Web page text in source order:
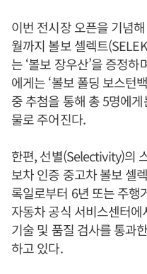
이번 전시장 오픈을 기념
월까지 볼보 셀렉트
는 ‘볼보 장우산’을 증정
에게는 ‘볼보 폴딩 보스턴
중 추첨을 통해 총 5명에게
물로 주어진다.
한편, 선별(Selectivity)의
보차 인증 중고차 볼보 셀
록일로부터 6년 또는 주
자동차 공식 서비스센터
기술 및 품질 검사를 통과
하고 있다.